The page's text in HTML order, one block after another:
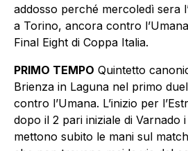
addosso perché mercoledì sera
a Torino, ancora contro
Final Eight di Coppa Italia.
PRIMO TEMPO Quintetto
Brienza in Laguna nel primo
contro l’Umana. L’inizio per
dopo il 2 pari iniziale di Varnado
mettono subito le mani sul